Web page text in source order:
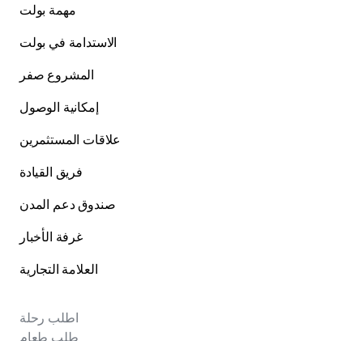
مهمة بولت
الاستدامة في بولت
المشروع صفر
إمكانية الوصول
علاقات المستثمرين
فريق القيادة
صندوق دعم المدن
غرفة الأخبار
العلامة التجارية
اطلب رحلة
طلب طعام